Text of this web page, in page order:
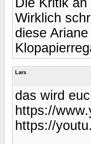
Wirklich
diese
Lars
das wird
https://
https://